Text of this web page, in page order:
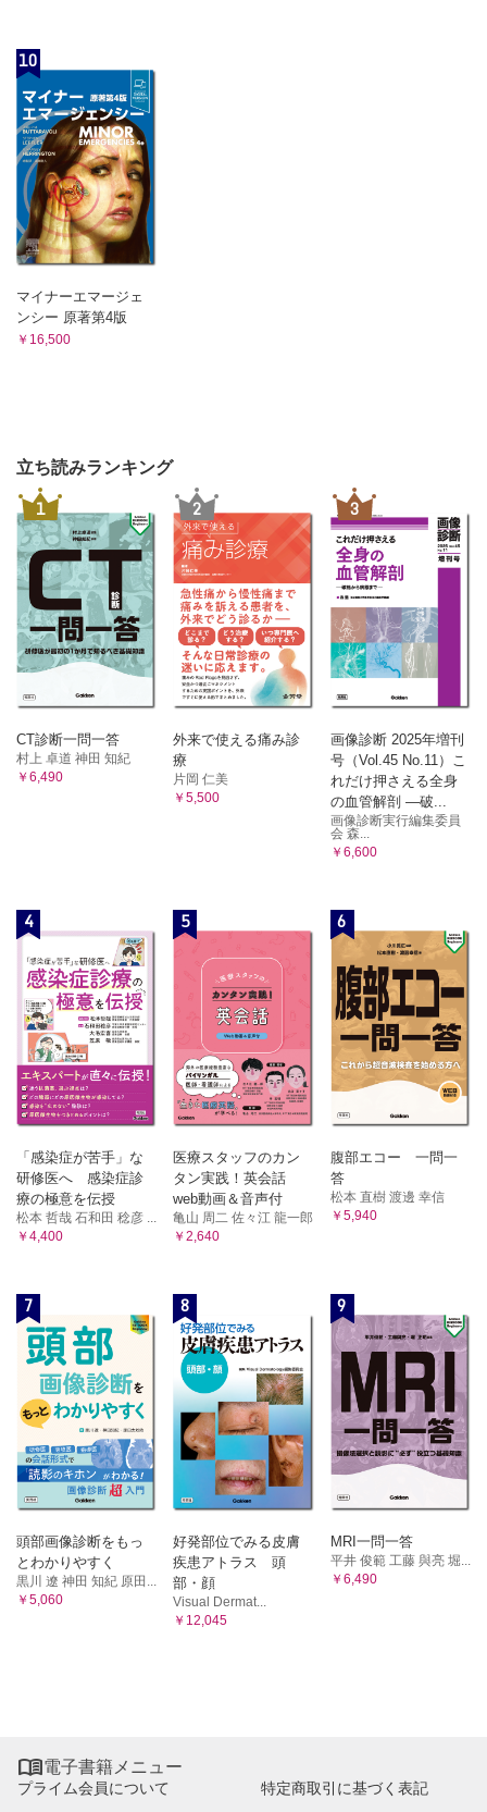
10
マイナーエマージェ
ンシー 原著第4版
￥16,500
立ち読みランキング
1
CT診断一問一答
村上 卓道 神田 知紀
￥6,490
2
外来で使える痛み診
療
片岡 仁美
￥5,500
3
画像診断 2025年増刊
号（Vol.45 No.11）こ
れだけ押さえる全身
の血管解剖 ―破...
画像診断実行編集委員
会 森...
￥6,600
4
「感染症が苦手」な
研修医へ 感染症診
療の極意を伝授
松本 哲哉 石和田 稔彦 ...
￥4,400
5
医療スタッフのカン
タン実践！英会話
web動画＆音声付
亀山 周二 佐々江 龍一郎
￥2,640
6
腹部エコー 一問一
答
松本 直樹 渡邊 幸信
￥5,940
7
頭部画像診断をもっ
とわかりやすく
黒川 遼 神田 知紀 原田...
￥5,060
8
好発部位でみる皮膚
疾患アトラス 頭
部・顔
Visual Dermat...
￥12,045
9
MRI一問一答
平井 俊範 工藤 與亮 堀...
￥6,490
電子書籍メニュー
プライム会員について
特定商取引に基づく表記